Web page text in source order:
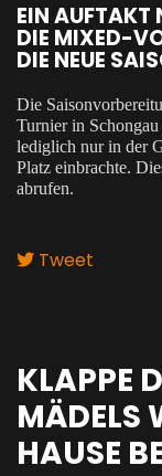
EIN AUFTAKT
IE MIXED-
IE NEUE
Die
Turnier in
lediglich nur in der
Platz einbrachte.
abrufen.
Tweet
KLAPPE
MÄDELS
HAUSE